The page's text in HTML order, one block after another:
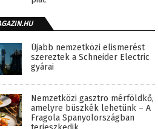
Újabb nemzetközi elismerést
szereztek a Schneider Electric
gyárai
Nemzetközi gasztro mérföldkő,
amelyre büszkék lehetünk – A
Fragola Spanyolországban